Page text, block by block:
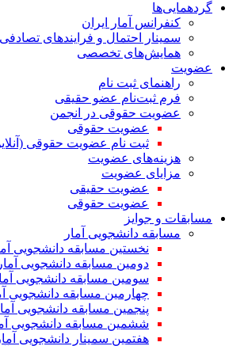
گردهمایی‌ها
کنفرانس آمار ایران
سمینار احتمال و فرایندهای تصادفی
همایش‌های تخصصی
عضویت
راهنمای ثبت نام
فرم ثبت‌نام عضو حقیقی
عضویت حقوقی در انجمن
عضویت حقوقی
ثبت نام عضویت حقوقی
هزینه‌های عضویت
مزایای عضویت
عضویت حقیقی
عضویت حقوقی
مسابقات و جوایز
مسابقه دانشجویی آمار
نخستین مسابقه دانشجویی
دومین مسابقه دانشجویی آمار
سومین مسابقه دانشجویی آمار
چهارمین مسابقه دانشجویی
پنجمین مسابقه دانشجویی آمار
ششمین مسابقه دانشجویی
هفتمین سمینار دانشجویی آمار